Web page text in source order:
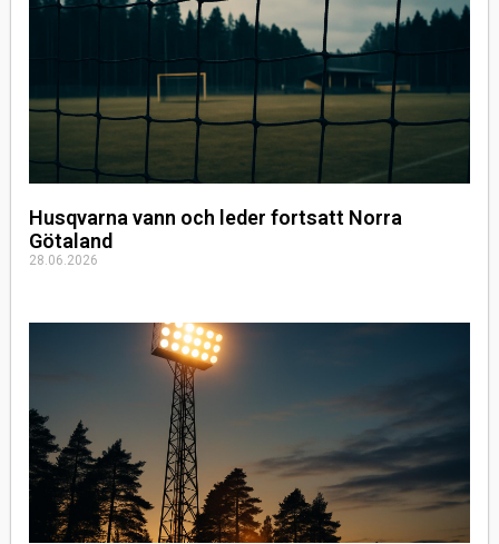
Husqvarna vann och leder fortsatt Norra
Götaland
28.06.2026